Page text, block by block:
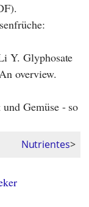
Y. Glyphosate
overview.
Gemüse - so
Nutrientes>